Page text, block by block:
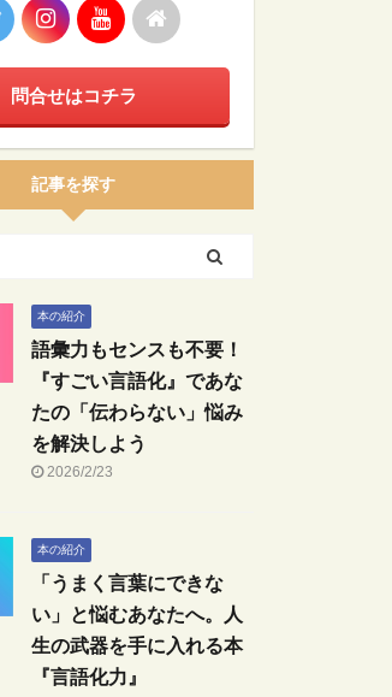
問合せはコチラ
記事を探す
本の紹介
語彙力もセンスも不要！
『すごい言語化』であな
たの「伝わらない」悩み
を解決しよう
2026/2/23
本の紹介
「うまく言葉にできな
い」と悩むあなたへ。人
生の武器を手に入れる本
『言語化力』